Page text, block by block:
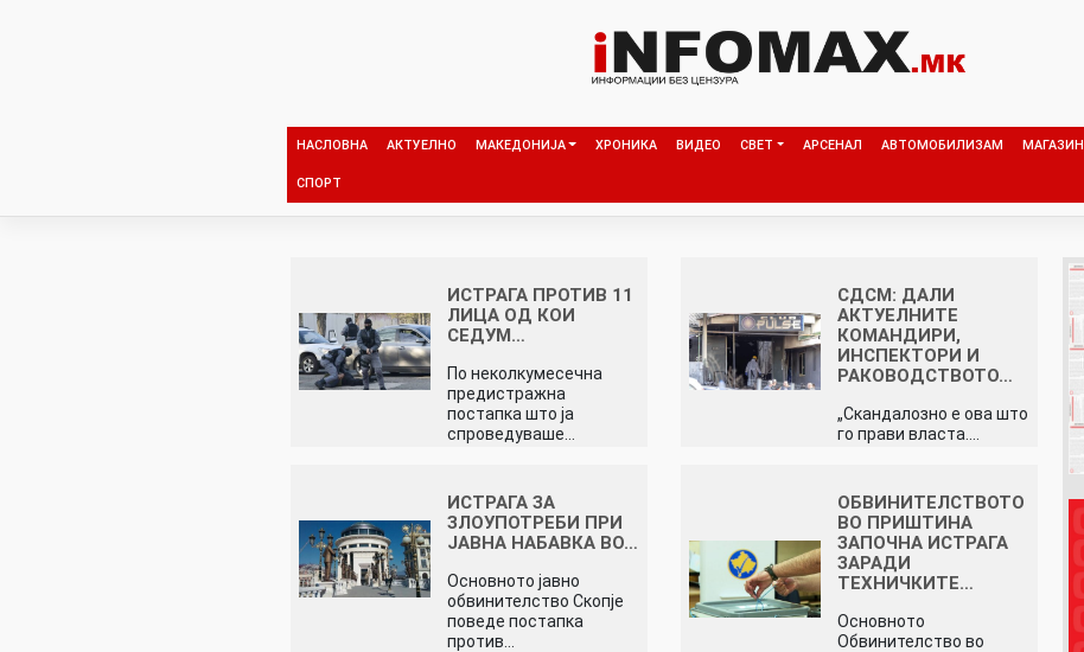
НАСЛОВНА АКТУЕЛНО МАКЕДОНИЈА ХРОНИКА ВИДЕО СВЕТ АРСЕНАЛ АВТОМОБИЛИЗАМ МАГАЗИН
СПОРТ
ИСТРАГА ПРОТИВ 11
ЛИЦА ОД КОИ
СЕДУМ…
По неколкумесечна
предистражна
постапка што ја
спроведуваше…
СДСМ: ДАЛИ
АКТУЕЛНИТЕ
КОМАНДИРИ,
ИНСПЕКТОРИ И
РАКОВОДСТВОТО…
„Скандалозно е ова што
го прави власта.…
ИСТРАГА ЗА
ЗЛОУПОТРЕБИ ПРИ
ЈАВНА НАБАВКА ВО…
Основното јавно
обвинителство Скопје
поведе постапка
против…
ОБВИНИТЕЛСТВОТО
ВО ПРИШТИНА
ЗАПОЧНА ИСТРАГА
ЗАРАДИ
ТЕХНИЧКИТЕ…
Основното
Обвинителство во